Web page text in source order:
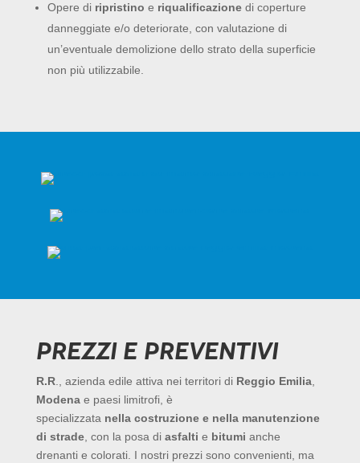
Opere di ripristino e riqualificazionedi coperture
danneggiate e/o deteriorate, con valutazione di
un’eventuale demolizione dello strato della superficie
non più utilizzabile.
PREZZI E PREVENTIVI
R.R., azienda edile attiva nei territori di Reggio Emilia,
Modenae paesi limitrofi, è
specializzata nella costruzione e nella manutenzione
di strade, con la posa di asfalti e bitumi anche
drenanti e colorati. I nostri prezzi sono convenienti, ma